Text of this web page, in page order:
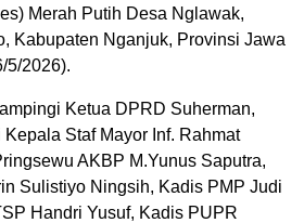
Merah Putih Desa Nglawak,
Kabupaten Nganjuk, Provinsi Jawa
5/2026).
Ketua DPRD Suherman,
Staf Mayor Inf. Rahmat
AKBP M.Yunus Saputra,
Sulistiyo Ningsih, Kadis PMP Judi
Handri Yusuf, Kadis PUPR